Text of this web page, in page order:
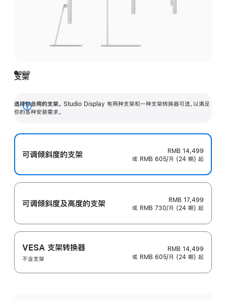
支架
选择你合用的支架。 Studio Display 有两种支架和一种支架转换器可选，以满足
你的各种安装需求。
展
可调倾斜度的支架
RMB 14,499
或 RMB 605/月 (24 期) 起
可调倾斜度及高‍度的支‍架
RMB 17,499
或 RMB 730/月 (24 期) 起
VESA 支架转换器
不含支架
RMB 14,499
或 RMB 605/月 (24 期) 起